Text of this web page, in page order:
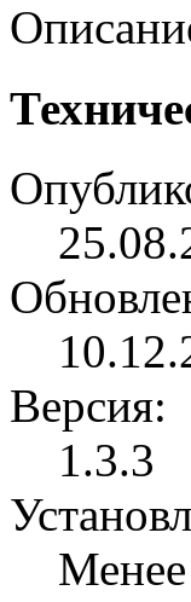
Версия:
1.3.3
Менее